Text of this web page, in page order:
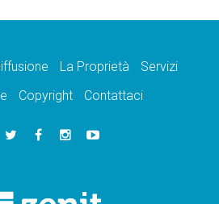
La Proprietà
Servizi
Copyright Contattaci